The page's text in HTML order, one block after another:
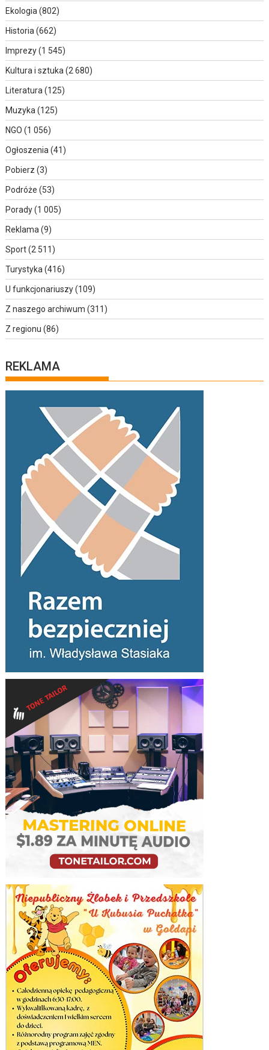
Ekologia (802)
Historia (662)
Imprezy(1 545)
Kultura i sztuka (2 680)
Literatura (125)
Muzyka (125)
NGO (1 056)
Ogłoszenia (41)
Pobierz (3)
Podróże (53)
Porady(1 005)
Reklama (9)
Sport(2 511)
Turystyka (416)
U funkcjonariuszy(109)
Z naszego archiwum (311)
Z regionu (86)
REKLAMA